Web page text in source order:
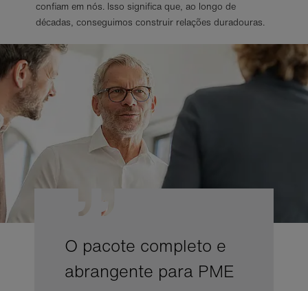
confiam em nós. Isso significa que, ao longo de
décadas, conseguimos construir relações duradouras.
O pacote completo e
abrangente para PME